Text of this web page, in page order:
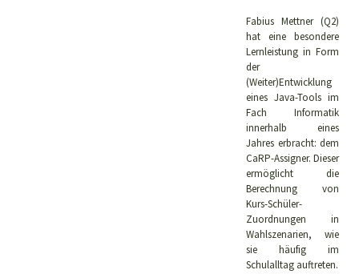
Fabius Mettner (Q2)
hat eine besondere
Lernleistung in Form
der
(Weiter)Entwicklung
eines Java-Tools im
Fach Informatik
innerhalb eines
Jahres erbracht: dem
CaRP-Assigner. Dieser
ermöglicht die
Berechnung von
Kurs-Schüler-
Zuordnungen in
Wahlszenarien, wie
sie häufig im
Schulalltag auftreten.